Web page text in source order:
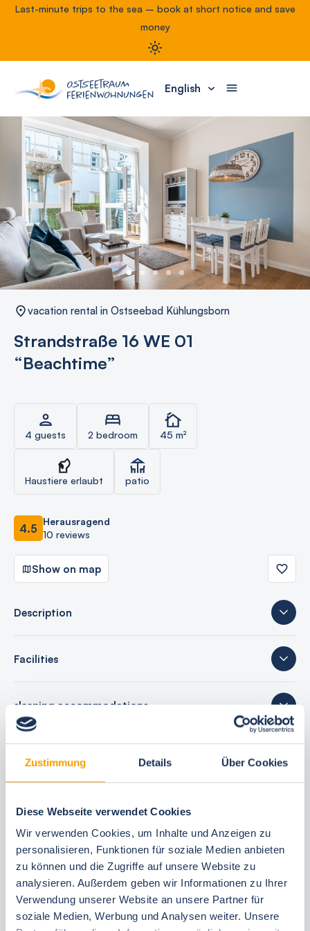
Zustimmung Details Über Cookies
Diese Webseite verwendet Cookies
Wir verwenden Cookies, um Inhalte und Anzeigen zu
personalisieren, Funktionen für soziale Medien anbieten
zu können und die Zugriffe auf unsere Website zu
analysieren. Außerdem geben wir Informationen zu Ihrer
Verwendung unserer Website an unsere Partner für
soziale Medien, Werbung und Analysen weiter. Unsere
Last-minute trips to the sea – book at short notice and save
money
English
vacation rental in Ostseebad Kühlungsborn
Strandstraße 16 WE 01
“Beachtime”
4 guests 2 bedroom 45 m²
Haustiere erlaubt patio
4.5 Herausragend
10 reviews
Show on map
Description
Facilities
sleeping accommodations
Your booking benefits
best price guarantee
Reserve free of charge for 24 hours
30 Tage vor Anreise kostenfrei stornieren
Flexible arrival and departure 24/7